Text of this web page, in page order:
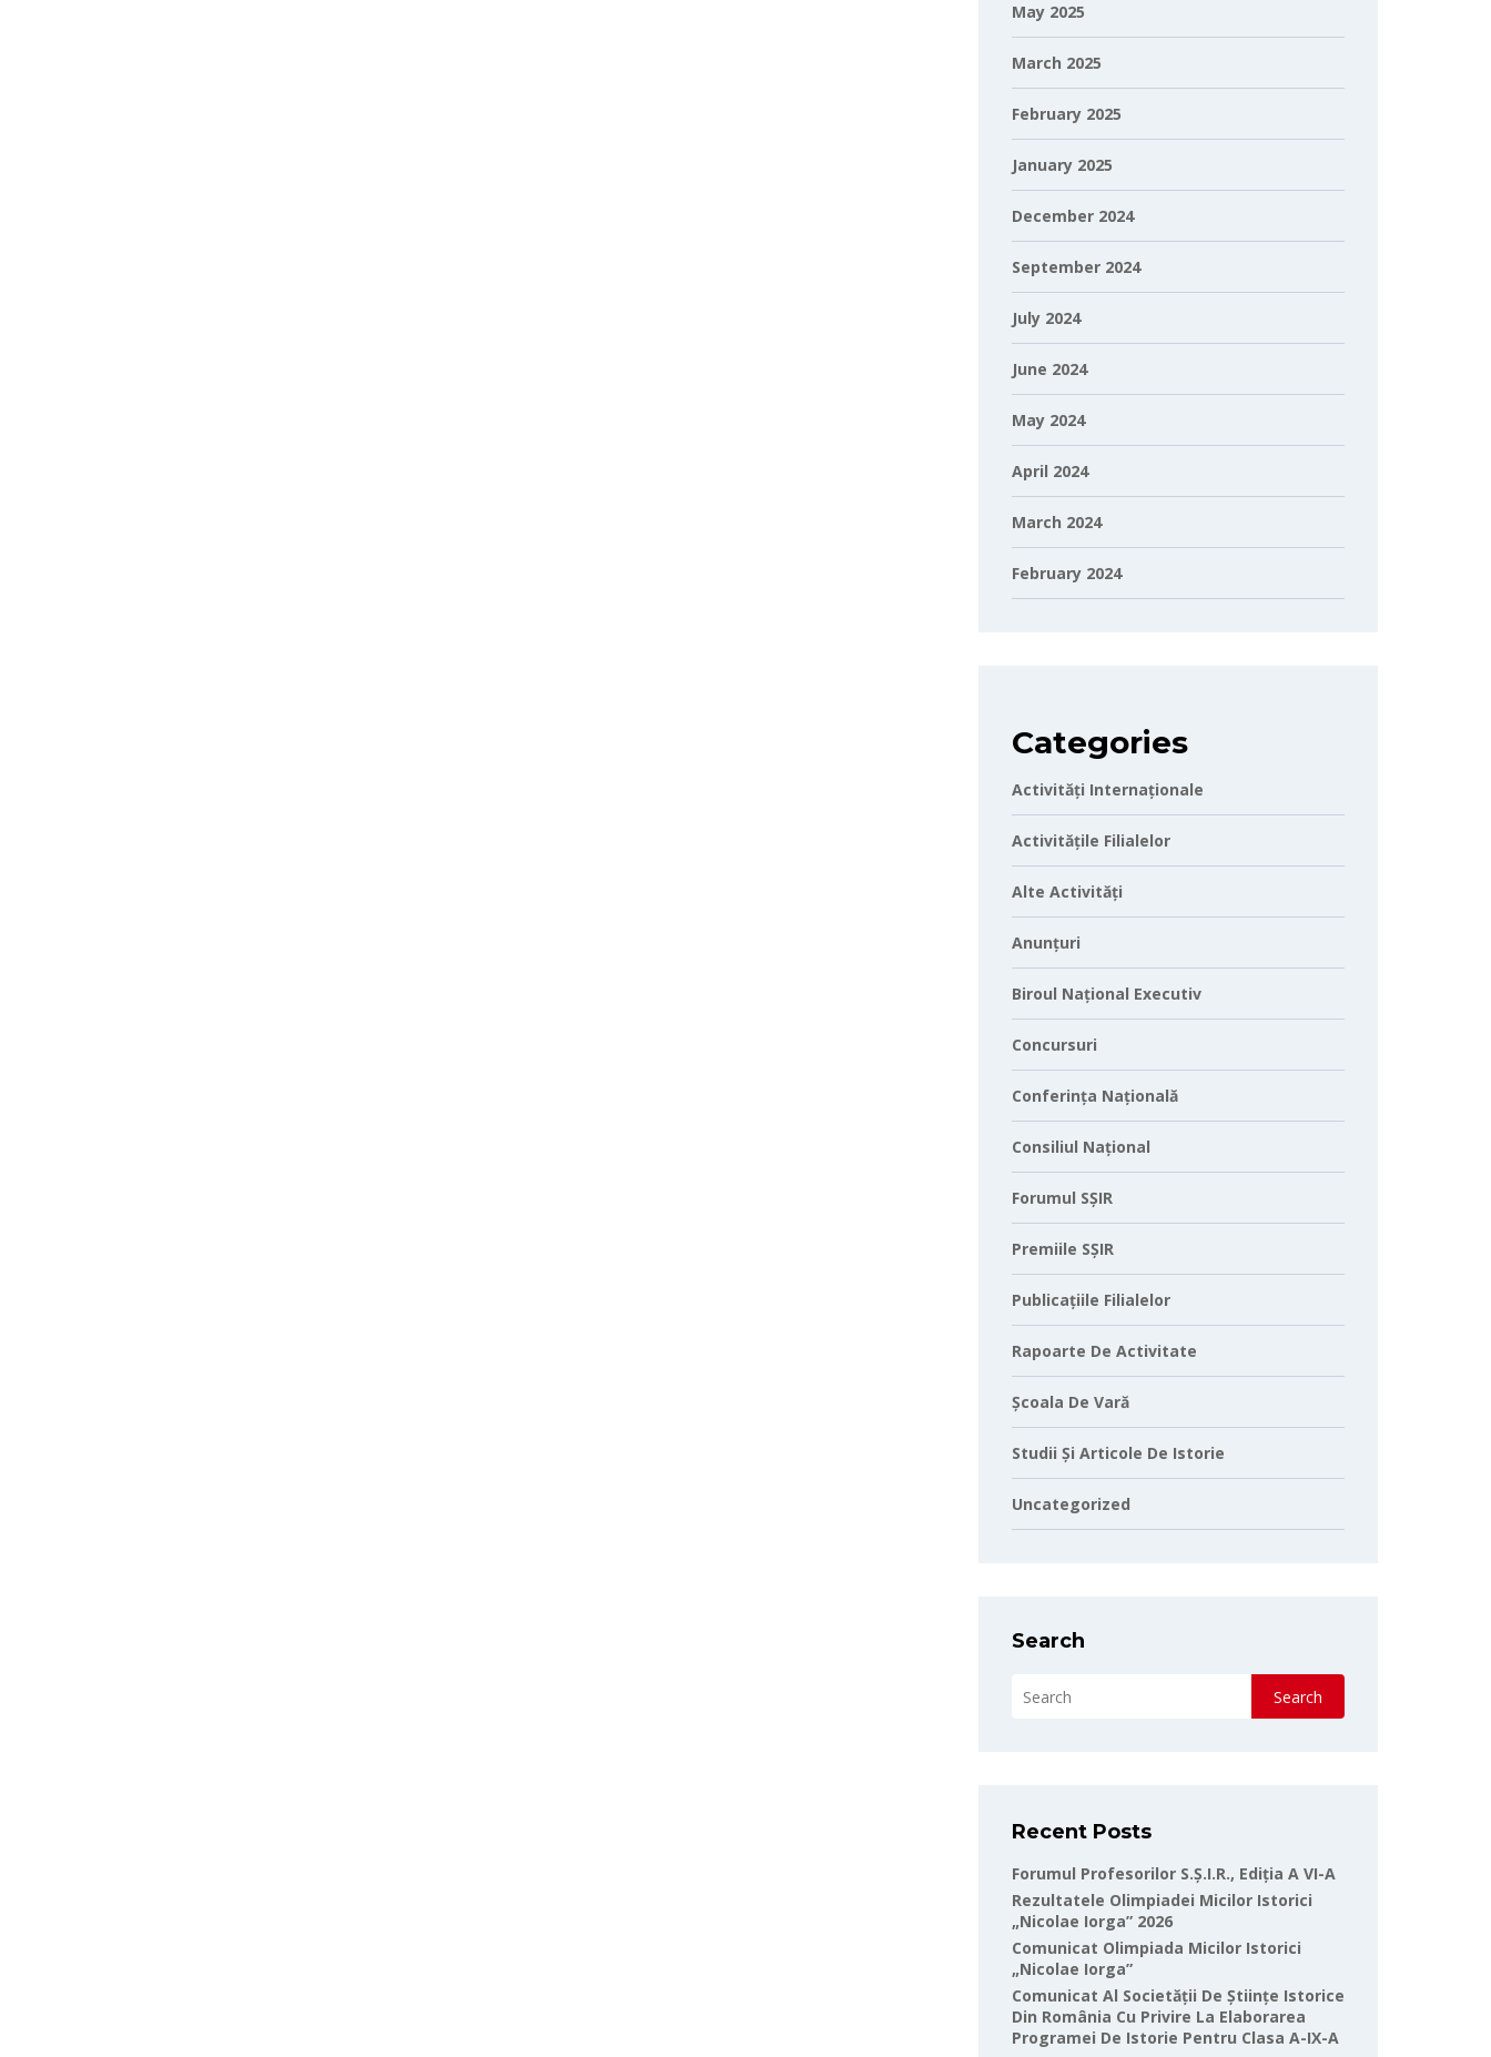
May 2025
March 2025
February 2025
January 2025
December 2024
September 2024
July 2024
June 2024
May 2024
April 2024
March 2024
February 2024
Categories
Activități Internaționale
Activitățile Filialelor
Alte Activități
Anunțuri
Biroul Național Executiv
Concursuri
Conferința Națională
Consiliul Național
Forumul SȘIR
Premiile SȘIR
Publicațiile Filialelor
Rapoarte De Activitate
Școala De Vară
Studii Și Articole De Istorie
Uncategorized
Search
Search
Recent Posts
Forumul Profesorilor S.Ș.I.R., Ediția A VI-A
Rezultatele Olimpiadei Micilor Istorici
„Nicolae Iorga” 2026
Comunicat Olimpiada Micilor Istorici
„Nicolae Iorga”
Comunicat Al Societății De Științe Istorice
Din România Cu Privire La Elaborarea
Programei De Istorie Pentru Clasa A-IX-A